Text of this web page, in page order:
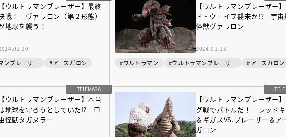
【ウルトラマンブレーザー】最終
戦！ ヴァラロン（第２形態）
地球を襲う！
ンブレーザー #アースガロン
【ウルトラマンブレーザー
ド・ウェイブ襲来か!? 宇宙
怪獣ヴァラロン
2024.01.13
#ウルトラマン #ウルトラマンブレーザー #アースガロン
TELEMAGA
【ウルトラマンブレーザー】本当
地球を守ろうとしていた!? 甲
怪獣タガヌラー
【ウルトラマンブレーザー
グ戦でバトルだ！ レッド
＆ギガスVS.ブレーザー＆ア
ガロン
『NO.６再会』（あさのあつこ）特設サ
イト ＃４ 2026年９月30日発売決定！
2025.02.17
フリースクールという
2026.03.31